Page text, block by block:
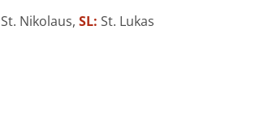
St. Nikolaus,SL: St. Lukas